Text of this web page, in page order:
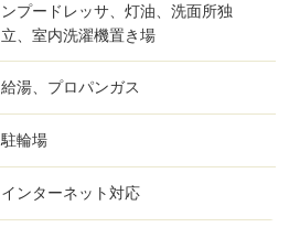
ンプードレッサ、灯油、洗面所独
立、室内洗濯機置き場
給湯、プロパンガス
駐輪場
インターネット対応